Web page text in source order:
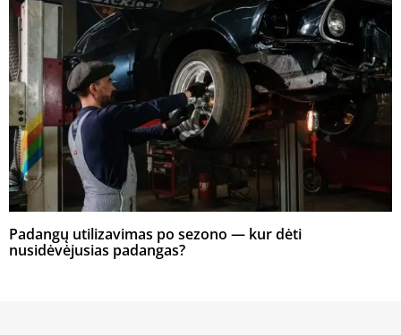
Padangų utilizavimas po sezono — kur dėti
nusidėvėjusias padangas?